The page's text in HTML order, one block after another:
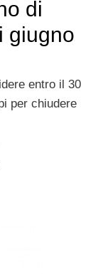
di
giugno
entro il 30
per chiudere